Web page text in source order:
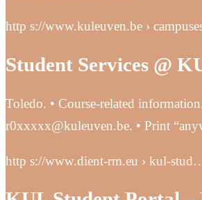
http s://www.kuleuven.be ›
Student Services @
Toledo. • Course-related
r0xxxxx@kuleuven.be. • Print
http s://www.dient-rm.eu › kul-